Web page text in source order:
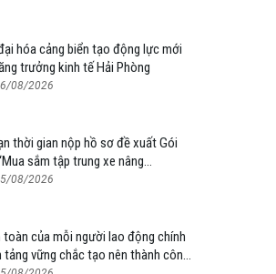
hóa cảng biển tạo động lực mới
trưởng kinh tế Hải Phòng
08/2026
thời gian nộp hồ sơ đề xuất Gói
sắm tập trung xe nâng
thuộc Tổng công ty Hàng hải
08/2026
toàn của mỗi người lao động chính
tảng vững chắc tạo nên thành công